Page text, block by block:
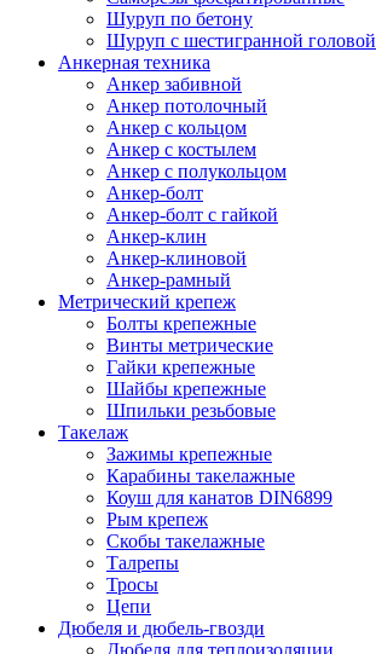
Шуруп по бетону
Шуруп с шестигранной головой
Анкерная техника
Анкер забивной
Анкер потолочный
Анкер с кольцом
Анкер с костылем
Анкер с полукольцом
Анкер-болт
Анкер-болт с гайкой
Анкер-клин
Анкер-клиновой
Анкер-рамный
Метрический крепеж
Болты крепежные
Винты метрические
Гайки крепежные
Шайбы крепежные
Шпильки резьбовые
Такелаж
Зажимы крепежные
Карабины такелажные
Коуш для канатов DIN6899
Рым крепеж
Скобы такелажные
Талрепы
Тросы
Цепи
Дюбеля и дюбель-гвозди
Дюбеля для теплоизоляции